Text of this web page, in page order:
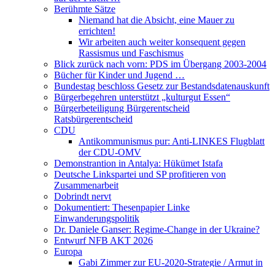
Berühmte Sätze
Niemand hat die Absicht, eine Mauer zu
errichten!
Wir arbeiten auch weiter konsequent gegen
Rassismus und Faschismus
Blick zurück nach vorn: PDS im Übergang 2003-2004
Bücher für Kinder und Jugend …
Bundestag beschloss Gesetz zur Bestandsdatenauskunft
Bürgerbegehren unterstützt „kulturgut Essen“
Bürgerbeteiligung Bürgerentscheid
Ratsbürgerentscheid
CDU
Antikommunismus pur: Anti-LINKES Flugblatt
der CDU-OMV
Demonstrantion in Antalya: Hükümet Istafa
Deutsche Linkspartei und SP profitieren von
Zusammenarbeit
Dobrindt nervt
Dokumentiert: Thesenpapier Linke
Einwanderungspolitik
Dr. Daniele Ganser: Regime-Change in der Ukraine?
Entwurf NFB AKT 2026
Europa
Gabi Zimmer zur EU-2020-Strategie / Armut in